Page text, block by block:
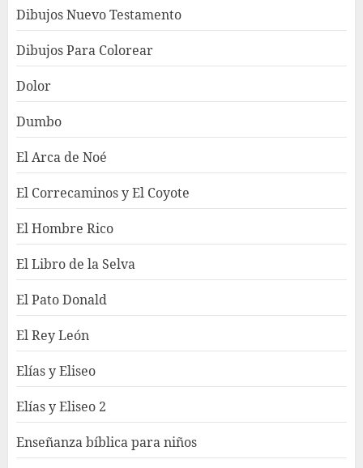
Dibujos Nuevo Testamento
Dibujos Para Colorear
Dolor
Dumbo
El Arca de Noé
El Correcaminos y El Coyote
El Hombre Rico
El Libro de la Selva
El Pato Donald
El Rey León
Elías y Eliseo
Elías y Eliseo 2
Enseñanza bíblica para niños